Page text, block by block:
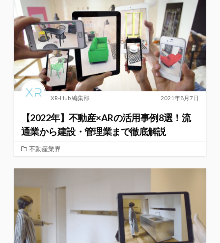
2021年8月7日
XR-Hub 編集部
【2022年】不動産×ARの活用事例8選！流
通業から建設・管理業まで徹底解説
不動産業界